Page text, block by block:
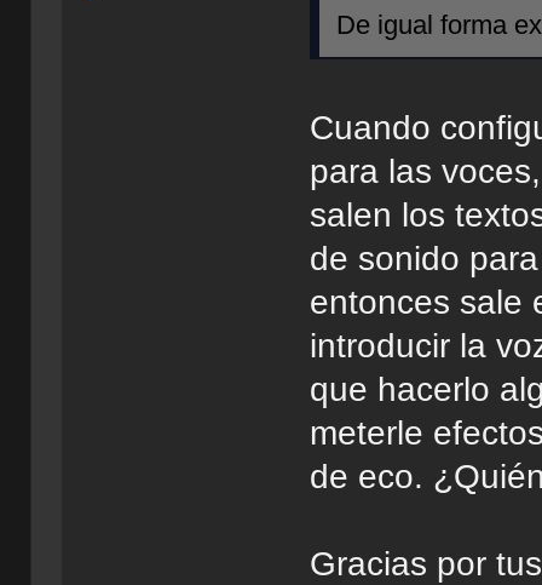
De igual forma
Cuando
para las
salen los
de sonido
entonces sale
introducir la
que hacerlo
meterle
de eco.
Gracias por